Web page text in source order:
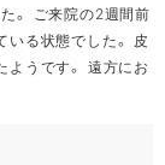
。 ご来院の2週間前
いる状態でした。 皮
ようです。 遠方にお